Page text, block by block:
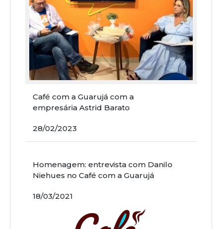
Café com a Guarujá com a
empresária Astrid Barato
28/02/2023
Homenagem: entrevista com Danilo
Niehues no Café com a Guarujá
18/03/2021